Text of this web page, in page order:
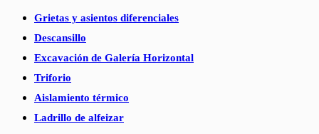
Grietas y asientos diferenciales
Descansillo
Excavación de Galería Horizontal
Triforio
Aislamiento térmico
Ladrillo de alfeizar